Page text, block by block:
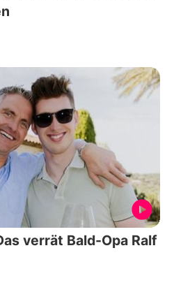
verrät Bald-Opa Ralf